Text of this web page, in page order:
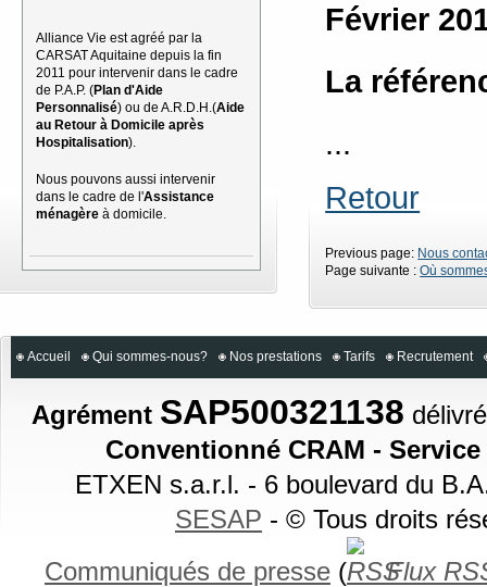
Alliance Vie est agréé par la
CARSAT Aquitaine depuis la fin
2011 pour intervenir dans le cadre
de P.A.P. (Plan d'Aide
Personnalisé) ou de A.R.D.H.(Aide
au Retour à Domicile après
Hospitalisation).
Nous pouvons aussi intervenir
dans le cadre de l'Assistance
ménagère à domicile.
Février
La
...
Retour
Previous page: Nous
Page suivante :Où
Accueil Qui sommes-nous? Nos prestations Tarifs Recrutement
Agrément SAP500321138
Conventionné CRAM -
ETXEN s.a.r.l. - 6 boulevard du
SESAP - © Tous droits
Communiqués de presse (
Flux